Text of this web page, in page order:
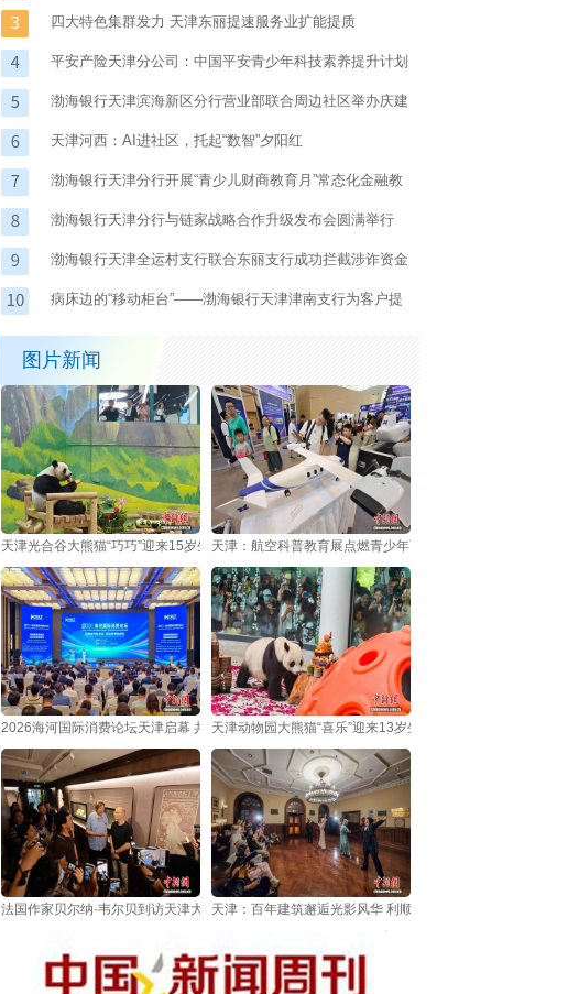
户服务体系
四大特色集群发力 天津东丽提速服务业扩能提质
平安产险天津分公司：中国平安青少年科技素养提升计划
正式开启 带孩子们走进“国家队”机器人企业
渤海银行天津滨海新区分行营业部联合周边社区举办庆建
党105周年文艺汇演
天津河西：AI进社区，托起“数智”夕阳红
渤海银行天津分行开展“青少儿财商教育月”常态化金融教
育宣传活动
渤海银行天津分行与链家战略合作升级发布会圆满举行
渤海银行天津全运村支行联合东丽支行成功拦截涉诈资金
病床边的“移动柜台”——渤海银行天津津南支行为客户提
供暖心上门服务
图片新闻
天津光合谷大熊猫“巧巧”迎来15岁生日天津：航空科普教育展点燃青少年飞天梦
2026海河国际消费论坛天津启幕 共探服务业创新与消费增长新路径
天津动物园大熊猫“喜乐”迎来13岁生日
法国作家贝尔纳·韦尔贝到访天津大学 与冯骥才展开文学对谈天津：百年建筑邂逅光影风华 利顺德大饭店《流光之夜》打